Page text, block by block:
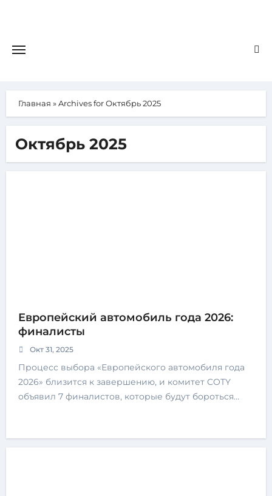
Главная »Archives for Октябрь 2025
Октябрь 2025
Европейский автомобиль года 2026:
финалисты
Окт 31, 2025
Процесс выбора «Европейского автомобиля года
2026» близится к завершению, и комитет COTY
объявил 7 финалистов, которые будут бороться…